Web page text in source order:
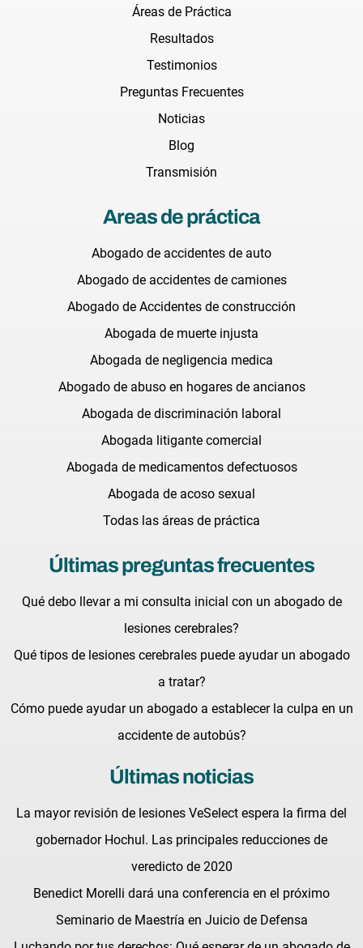
Áreas de Práctica
Resultados
Testimonios
Preguntas Frecuentes
Noticias
Blog
Transmisión
Areas de práctica
Abogado de accidentes de auto
Abogado de accidentes de camiones
Abogado de Accidentes de construcción
Abogada de muerte injusta
Abogada de negligencia medica
Abogado de abuso en hogares de ancianos
Abogada de discriminación laboral
Abogada litigante comercial
Abogada de medicamentos defectuosos
Abogada de acoso sexual
Todas las áreas de práctica
Últimas preguntas frecuentes
Qué debo llevar a mi consulta inicial con un abogado de
lesiones cerebrales?
Qué tipos de lesiones cerebrales puede ayudar un abogado
a tratar?
Cómo puede ayudar un abogado a establecer la culpa en un
accidente de autobús?
Últimas noticias
La mayor revisión de lesiones VeSelect espera la firma del
gobernador Hochul. Las principales reducciones de
veredicto de 2020
Benedict Morelli dará una conferencia en el próximo
Seminario de Maestría en Juicio de Defensa